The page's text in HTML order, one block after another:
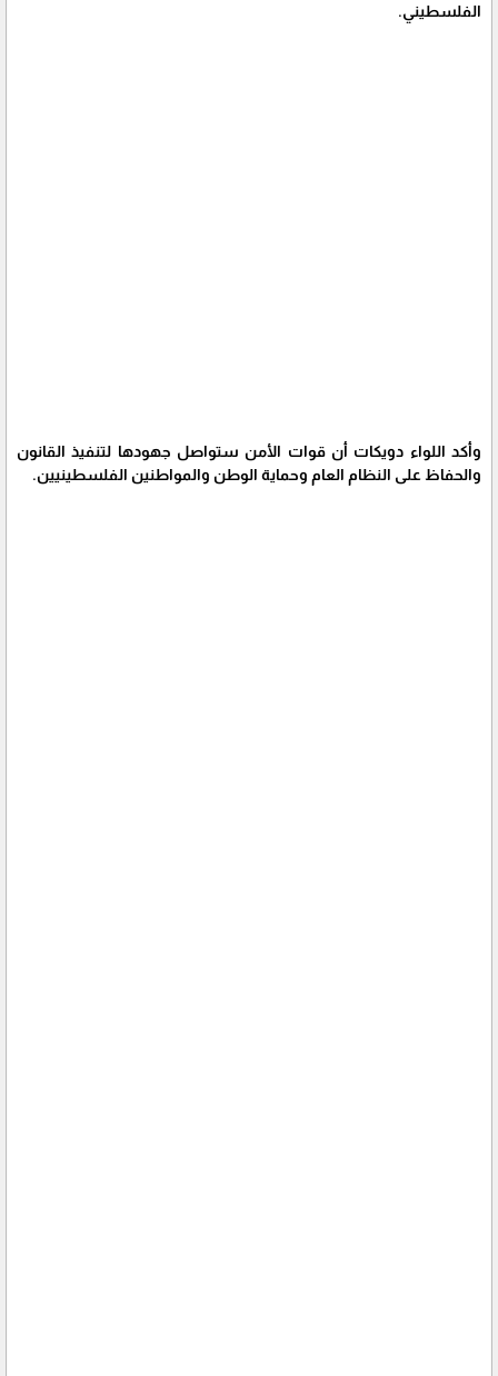
الفلسطيني.
وأكد اللواء دويكات أن قوات الأمن ستواصل جهودها لتنفيذ القانون
والحفاظ على النظام العام وحماية الوطن والمواطنين الفلسطينيين.